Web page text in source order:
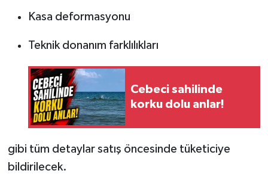
Kasa deformasyonu
Teknik donanım farklılıkları
Cebeci sahilinde
korku dolu anlar!
gibi tüm detaylar satış öncesinde tüketiciye
bildirilecek.